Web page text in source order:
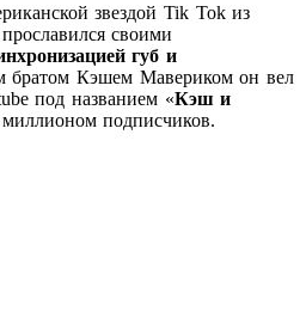
звездой Tik Tok из
своими
губ и
братом Кэшем Мавериком он вел
под названием «Кэш и
подписчиков.